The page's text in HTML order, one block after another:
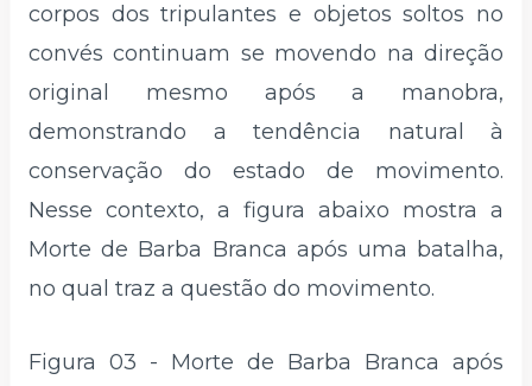
corpos dos tripulantes e objetos soltos no
convés continuam se movendo na direção
original mesmo após a manobra,
demonstrando a tendência natural à
conservação do estado de movimento.
Nesse contexto, a figura abaixo mostra a
Morte de Barba Branca após uma batalha,
no qual traz a questão do movimento.
Figura 03 - Morte de Barba Branca após